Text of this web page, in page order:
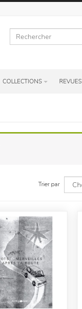
COLLECTIONS REVUES
Trier par